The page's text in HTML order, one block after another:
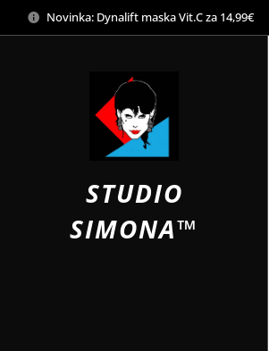
Novinka: Dynalift maska Vit.C za 14,99€
STUDIO
SIMONA™